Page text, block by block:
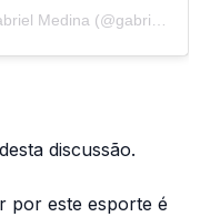
discussão.
por este esporte é